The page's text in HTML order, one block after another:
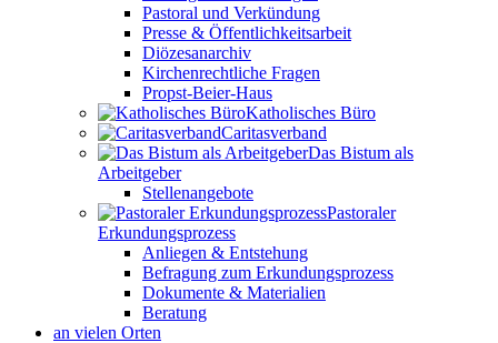
Pastoral und Verkündung
Presse & Öffentlichkeitsarbeit
Diözesanarchiv
Kirchenrechtliche Fragen
Propst-Beier-Haus
Katholisches Büro
Caritasverband
Das Bistum als
Arbeitgeber
Stellenangebote
Pastoraler
Erkundungsprozess
Anliegen & Entstehung
Befragung zum Erkundungsprozess
Dokumente & Materialien
Beratung
an vielen Orten